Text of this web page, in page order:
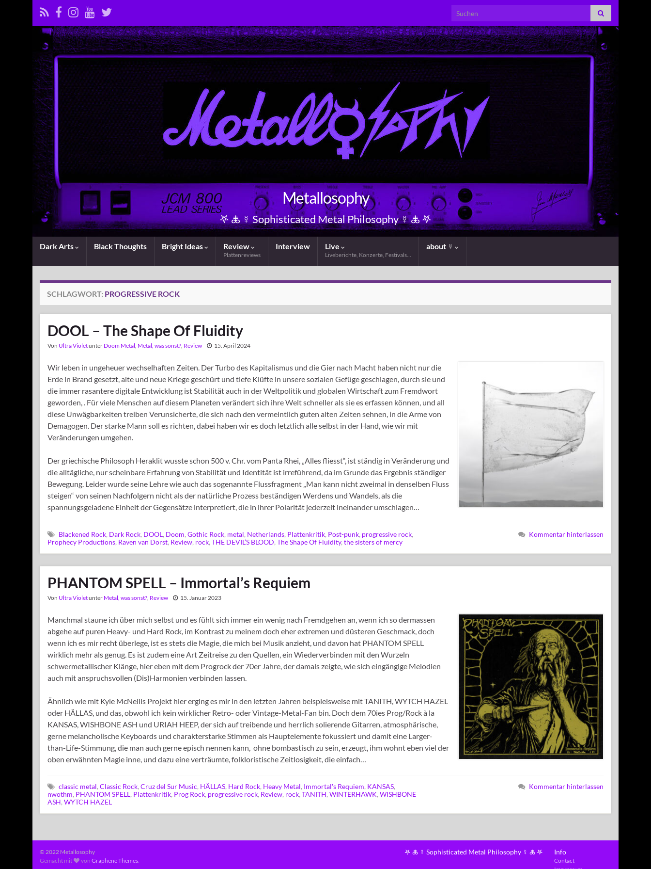
Search for:
Metallosophy
𖤐 🜏 ☿ Sophisticated Metal Philosophy ☿ 🜏 𖤐
Dark Arts Black Thoughts Bright Ideas Review
Plattenreviews
Interview Live
Liveberichte, Konzerte, Festivals…
about ☿
SCHLAGWORT: PROGRESSIVE ROCK
DOOL – The Shape Of Fluidity
Von Ultra Violetunter Doom Metal, Metal, was sonst?, Review 15. April 2024
Wir leben in ungeheuer wechselhaften Zeiten. Der Turbo des Kapitalismus und die Gier nach Macht haben nicht nur die
Erde in Brand gesetzt, alte und neue Kriege geschürt und tiefe Klüfte in unsere sozialen Gefüge geschlagen, durch sie und
die immer rasantere digitale Entwicklung ist Stabilität auch in der Weltpolitik und globalen Wirtschaft zum Fremdwort
geworden, . Für viele Menschen auf diesem Planeten verändert sich ihre Welt schneller als sie es erfassen können, und all
diese Unwägbarkeiten treiben Verunsicherte, die sich nach den vermeintlich guten alten Zeiten sehnen, in die Arme von
Demagogen. Der starke Mann soll es richten, dabei haben wir es doch letztlich alle selbst in der Hand, wie wir mit
Veränderungen umgehen.
Der griechische Philosoph Heraklit wusste schon 500 v. Chr. vom Panta Rhei, „Alles fliesst“, ist ständig in Veränderung und
die alltägliche, nur scheinbare Erfahrung von Stabilität und Identität ist irreführend, da im Grunde das Ergebnis ständiger
Bewegung. Leider wurde seine Lehre wie auch das sogenannte Flussfragment „Man kann nicht zweimal in denselben Fluss
steigen“ von seinen Nachfolgern nicht als der natürliche Prozess beständigen Werdens und Wandels, als die
spannungsgeladene Einheit der Gegensätze interpretiert, die in ihrer Polarität jederzeit ineinander umschlagen…
Blackened Rock, Dark Rock, DOOL, Doom, Gothic Rock, metal, Netherlands, Plattenkritik, Post-punk, progressive rock,
Prophecy Productions, Raven van Dorst, Review, rock, THE DEVIL’S BLOOD, The Shape Of Fluidity, the sisters of mercy
Kommentar hinterlassen
PHANTOM SPELL – Immortal’s Requiem
Von Ultra Violetunter Metal, was sonst?, Review 15. Januar 2023
Manchmal staune ich über mich selbst und es fühlt sich immer ein wenig nach Fremdgehen an, wenn ich so dermassen
abgehe auf puren Heavy- und Hard Rock, im Kontrast zu meinem doch eher extremen und düsteren Geschmack, doch
wenn ich es mir recht überlege, ist es stets die Magie, die mich bei Musik anzieht, und davon hat PHANTOM SPELL
wirklich mehr als genug. Es ist zudem eine Art Zeitreise zu den Quellen, ein Wiederverbinden mit den Wurzeln
schwermetallischer Klänge, hier eben mit dem Progrock der 70er Jahre, der damals zeigte, wie sich eingängige Melodien
auch mit anspruchsvollen (Dis)Harmonien verbinden lassen.
Ähnlich wie mit Kyle McNeills Projekt hier erging es mir in den letzten Jahren beispielsweise mit TANITH, WYTCH HAZEL
oder HÄLLAS, und das, obwohl ich kein wirklicher Retro- oder Vintage-Metal-Fan bin. Doch dem 70ies Prog/Rock à la
KANSAS, WISHBONE ASH und URIAH HEEP, der sich auf treibende und herrlich solierende Gitarren, atmosphärische,
gerne melancholische Keyboards und charakterstarke Stimmen als Hauptelemente fokussiert und damit eine Larger-
than-Life-Stimmung, die man auch gerne episch nennen kann, ohne bombastisch zu sein, erzeugt, ihm wohnt eben viel der
oben erwähnten Magie inne, und dazu eine verträumte, folkloristische Zeitlosigkeit, die einfach…
classic metal, Classic Rock, Cruz del Sur Music, HÄLLAS, Hard Rock, Heavy Metal, Immortal's Requiem, KANSAS,
nwothm, PHANTOM SPELL, Plattenkritik, Prog Rock, progressive rock, Review, rock, TANITH, WINTERHAWK, WISHBONE
ASH, WYTCH HAZEL
Kommentar hinterlassen
𖤐 🜏 ☿ Sophisticated Metal Philosophy ☿ 🜏 𖤐 Info
Contact
© 2022 Metallosophy
Gemacht mit
vonGraphene Themes.